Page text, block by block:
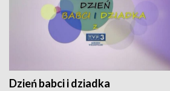
Dzień babci i dziadka